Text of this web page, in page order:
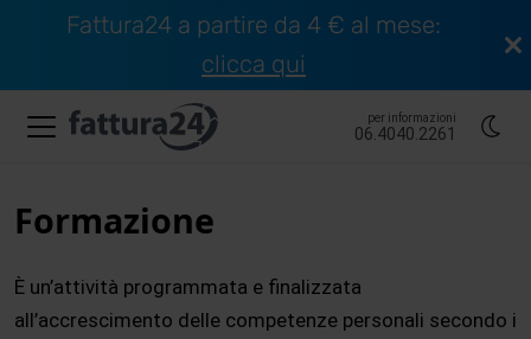
Fattura24 a partire da 4 € al mese:
clicca qui
per informazioni
06.4040.2261
Formazione
È un’attività programmata e finalizzata
all’accrescimento delle competenze personali secondo i